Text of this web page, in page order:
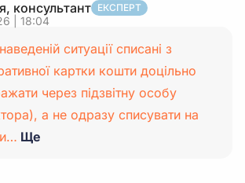
консультант ЕКСПЕРТ
| 18:04
ситуації списані з
картки кошти доцільно
через підзвітну особу
а не одразу списувати на
Ще